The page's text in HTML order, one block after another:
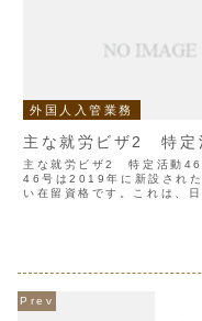
外国人入管業務
主な就労ビザ2 特定
主な就労ビザ2 特定活動46
46号は2019年に新設された
い在留資格です。これは、日